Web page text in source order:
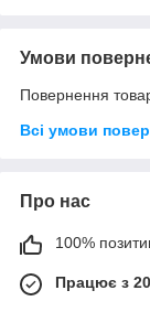
Умови
Повернення
Всі умови
Про нас
100%
Працює з